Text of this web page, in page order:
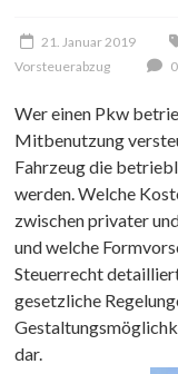
21. Januar 2019
Vorsteuerabzug
Wer einen Pkw
Mitbenutzung
Fahrzeug die
werden. Welche
zwischen privater
und welche
Steuerrecht
gesetzliche
dar.